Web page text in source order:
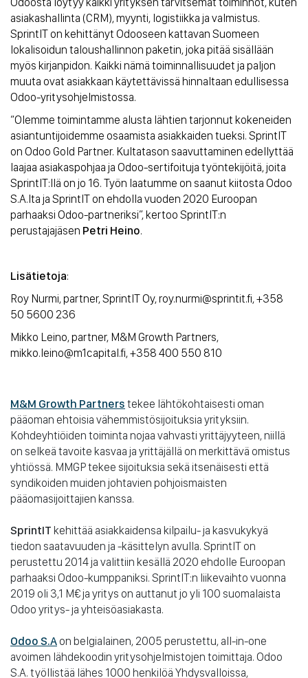
asiakashallinta (CRM), myynti, logistiikka ja valmistus.
SprintIT on kehittänyt Odooseen kattavan Suomeen
lokalisoidun taloushallinnon paketin, joka pitää sisällään
myös kirjanpidon. Kaikki nämä toiminnallisuudet ja paljon
muuta ovat asiakkaan käytettävissä hinnaltaan edullisessa
Odoo-yritysohjelmistossa.
“Olemme toimintamme alusta lähtien tarjonnut kokeneiden
asiantuntijoidemme osaamista asiakkaiden tueksi. SprintIT
on Odoo Gold Partner. Kultatason saavuttaminen edellyttää
laajaa asiakaspohjaa ja Odoo-sertifoituja työntekijöitä, joita
SprintIT:llä on jo 16. Työn laatumme on saanut kiitosta Odoo
S.A.lta ja SprintIT on ehdolla vuoden 2020 Euroopan
parhaaksi Odoo-partneriksi”, kertoo SprintIT:n
perustajajäsen Petri Heino.
Lisätietoja:
Roy Nurmi, partner, SprintIT Oy, roy.nurmi@sprintit.fi, +358
50 5600 236
Mikko Leino, partner, M&M Growth Partners,
mikko.leino@m1capital.fi, +358 400 550 810
M&M Growth Partners tekee lähtökohtaisesti oman
pääoman ehtoisia vähemmistösijoituksia yrityksiin.
Kohdeyhtiöiden toiminta nojaa vahvasti yrittäjyyteen, niillä
on selkeä tavoite kasvaa ja yrittäjällä on merkittävä omistus
yhtiössä. MMGP tekee sijoituksia sekä itsenäisesti että
syndikoiden muiden johtavien pohjoismaisten
pääomasijoittajien kanssa.
SprintIT kehittää asiakkaidensa kilpailu- ja kasvukykyä
tiedon saatavuuden ja -käsittelyn avulla. SprintIT on
perustettu 2014 ja valittiin kesällä 2020 ehdolle Euroopan
parhaaksi Odoo-kumppaniksi. SprintIT:n liikevaihto vuonna
2019 oli 3,1 M€ ja yritys on auttanut jo yli 100 suomalaista
Odoo yritys- ja yhteisöasiakasta.
Odoo S.Aon belgialainen, 2005 perustettu, all-in-one
avoimen lähdekoodin yritysohjelmistojen toimittaja. Odoo
S.A. työllistää lähes 1000 henkilöä Yhdysvalloissa,